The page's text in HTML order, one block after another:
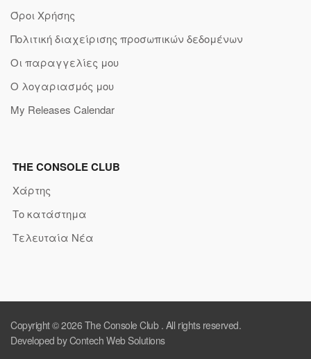
Όροι Χρήσης
Πολιτική διαχείρισης προσωπικών δεδομένων
Οι παραγγελίες μου
Ο λογαριασμός μου
My Releases Calendar
THE CONSOLE CLUB
Χάρτης
Το κατάστημα
Τελευταία Νέα
Copyright © 2026 The Console Club. All rights reserved.
Developed by Contech Web Solutions